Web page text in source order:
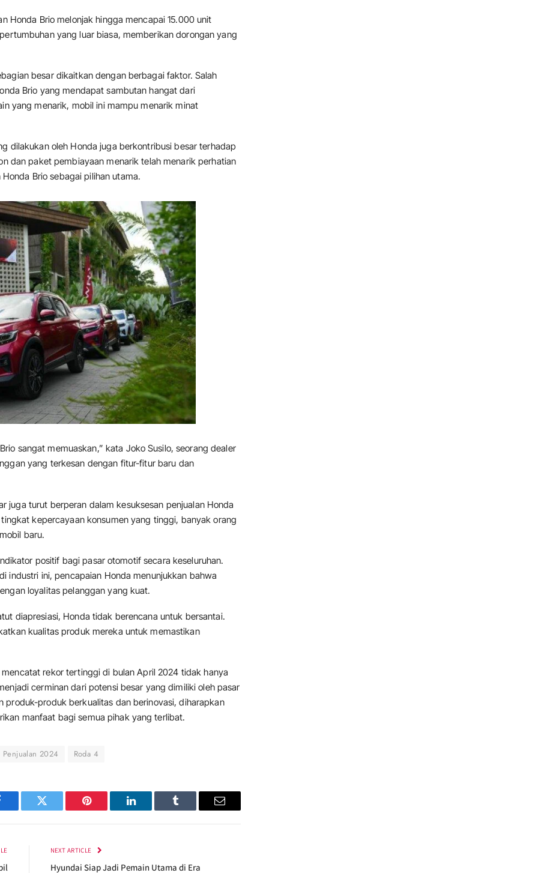
Honda Brio melonjak hingga mencapai 15.000 unit
yang luar biasa, memberikan dorongan yang
besar dikaitkan dengan berbagai faktor. Salah
Brio yang mendapat sambutan hangat dari
yang menarik, mobil ini mampu menarik minat
dilakukan oleh Honda juga berkontribusi besar terhadap
dan paket pembiayaan menarik telah menarik perhatian
Brio sebagai pilihan utama.
sangat memuaskan,” kata Joko Susilo, seorang dealer
yang terkesan dengan fitur-fitur baru dan
juga turut berperan dalam kesuksesan penjualan Honda
kepercayaan konsumen yang tinggi, banyak orang
baru.
positif bagi pasar otomotif secara keseluruhan.
industri ini, pencapaian Honda menunjukkan bahwa
loyalitas pelanggan yang kuat.
diapresiasi, Honda tidak berencana untuk bersantai.
kualitas produk mereka untuk memastikan
rekor tertinggi di bulan April 2024 tidak hanya
cerminan dari potensi besar yang dimiliki oleh pasar
produk-produk berkualitas dan berinovasi, diharapkan
manfaat bagi semua pihak yang terlibat.
Penjualan 2024 Roda 4
Twitter Pinterest LinkedIn Tumblr Email
NEXT ARTICLE
Hyundai Siap Jadi Pemain Utama di Era